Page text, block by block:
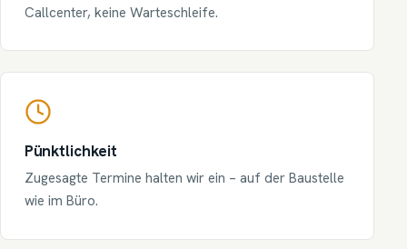
Callcenter, keine Warteschleife.
Pünktlichkeit
Zugesagte Termine halten wir ein – auf der Baustelle
wie im Büro.